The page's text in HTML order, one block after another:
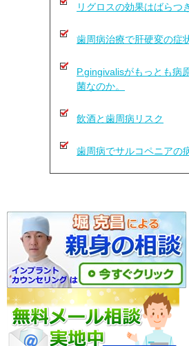
リグロスの効果はばらつ
歯周病治療で肝硬変の症
P.gingivalisがもっとも病
菌なのか。
飲酒と歯周病リスク
歯周病でサルコペニアの